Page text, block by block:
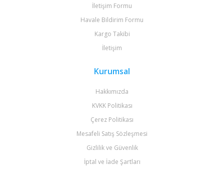
İletişim Formu
Havale Bildirim Formu
Kargo Takibi
İletişim
Kurumsal
Hakkımızda
KVKK Politikası
Çerez Politikası
Mesafeli Satış Sözleşmesi
Gizlilik ve Güvenlik
İptal ve İade Şartları